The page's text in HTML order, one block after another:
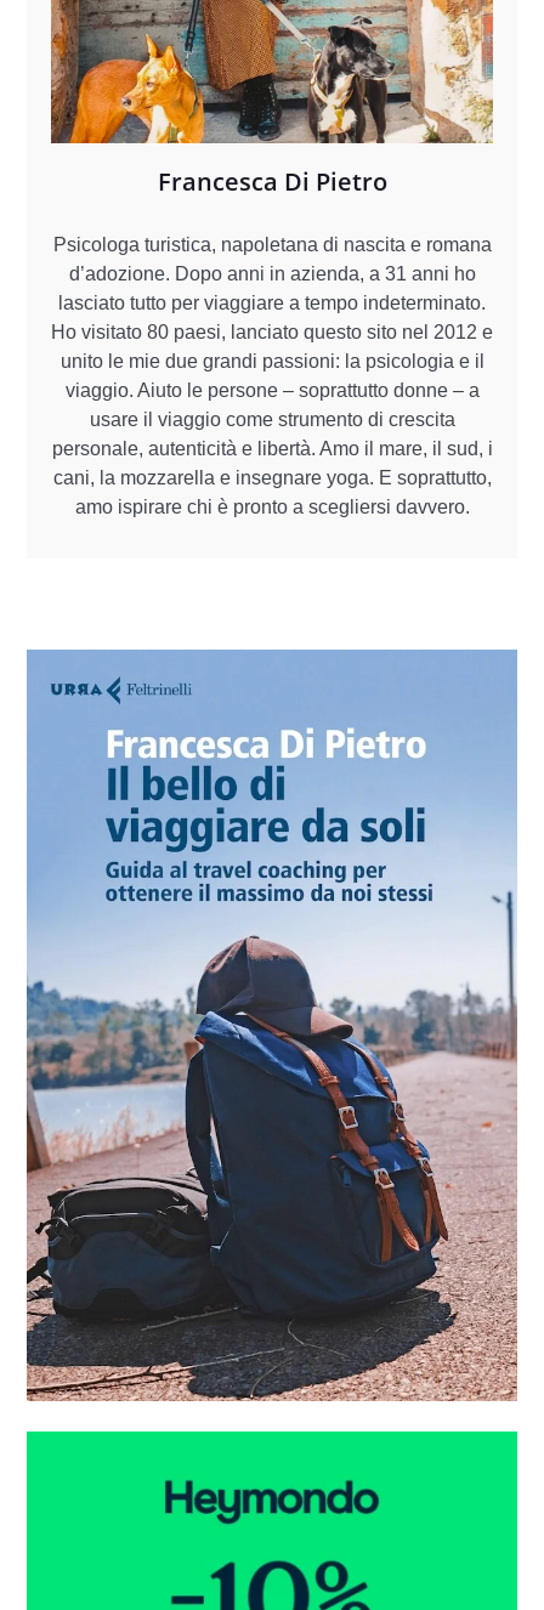
Francesca Di Pietro
Psicologa turistica, napoletana di nascita e romana
d’adozione. Dopo anni in azienda, a 31 anni ho
lasciato tutto per viaggiare a tempo indeterminato.
Ho visitato 80 paesi, lanciato questo sito nel 2012 e
unito le mie due grandi passioni: la psicologia e il
viaggio. Aiuto le persone – soprattutto donne – a
usare il viaggio come strumento di crescita
personale, autenticità e libertà. Amo il mare, il sud, i
cani, la mozzarella e insegnare yoga. E soprattutto,
amo ispirare chi è pronto a scegliersi davvero.